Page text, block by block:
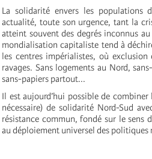
La solidarité envers les populations
actualité, toute son urgence, tant la
atteint souvent des degrés inconnus
mondialisation capitaliste tend à
les centres impérialistes, où
ravages. Sans logements au Nord,
sans-papiers partout...
Il est aujourd’hui possible de
nécessaire) de solidarité Nord-Sud
résistance commun, fondé sur le sens
au déploiement universel des politiques